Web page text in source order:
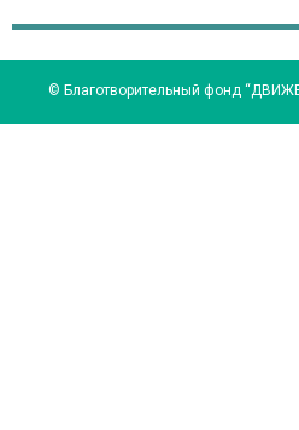
© Благотворительный фонд